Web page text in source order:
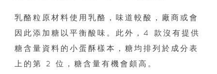
乳酪粒原材料使用乳酪，味道較酸，廠商或會
因此添加糖以平衡酸味。此外，4 款沒有提供
糖含量資料的小蛋酥樣本，糖均排列於成分表
上的第 2 位，糖含量有機會頗高。